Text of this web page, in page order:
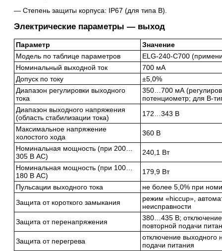
Степень защиты корпуса: IP67 (для типа B).
Электрические параметры — выход
Параметр
Значение
Модель по таблице параметров
ELG-240-C700
Номинальный выходной ток
700 мА
Допуск по току
±5,0%
Диапазон регулировки выходного
тока
350…700 мА
потенциометр; для B-
Диапазон выходного напряжения
(область стабилизации тока)
172…343 В
Максимальное напряжение
холостого хода
360 В
Номинальная мощность (при 200…
305 В AC)
240,1 Вт
Номинальная мощность (при 100…
180 В AC)
179,9 Вт
Пульсации выходного тока
не более 5,0% при
Защита от короткого замыкания
режим «hiccup»,
неисправности
Защита от перенапряжения
380…435 В; отключение
повторной подачи
Защита от перегрева
отключение выходного
подачи питания